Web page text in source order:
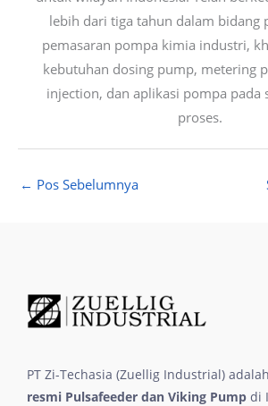
lebih dari tiga tahun dalam bidang
pemasaran pompa kimia industri,
kebutuhan dosing pump, metering
injection, dan aplikasi pompa pada
proses.
← Pos Sebelumnya
PT Zi-Techasia (Zuellig Industrial) adalah
resmi Pulsafeeder dan Viking Pump di